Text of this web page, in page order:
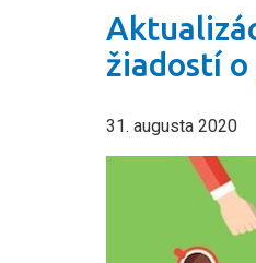
žiadostí o
31. augusta 2020